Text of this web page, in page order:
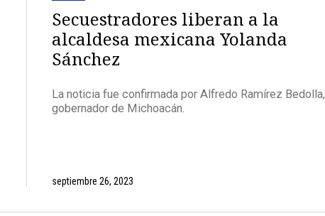
Secuestradores liberan a la
alcaldesa mexicana Yolanda
Sánchez
La noticia fue confirmada por Alfredo Ramírez Bedolla,
gobernador de Michoacán.
septiembre 26, 2023